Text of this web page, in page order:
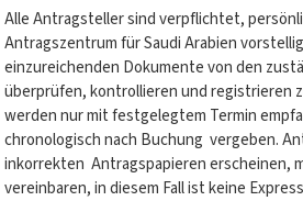
Alle Antragsteller sind verpflichtet,
Antragszentrum für Saudi Arabien
einzureichenden Dokumente von den
überprüfen, kontrollieren und registrieren
werden nur mit festgelegtem Termin
chronologisch nach Buchung vergeben.
inkorrekten Antragspapieren erscheinen,
vereinbaren, in diesem Fall ist keine